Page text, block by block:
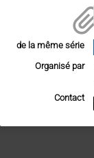
de la même série
Organisé par
Contact